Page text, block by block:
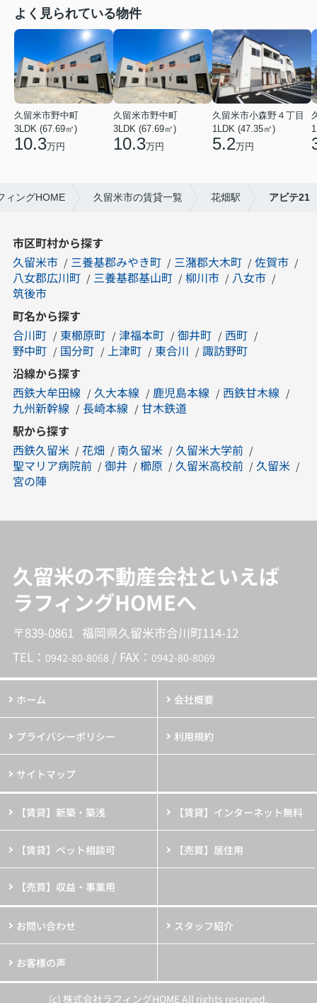
よく見られている物件
久留米市野中町
3LDK (67.69㎡)
10.3万円
久留米市野中町
3LDK (67.69㎡)
10.3万円
久留米市小森野４丁目
1LDK (47.35㎡)
5.2万円
ィングHOME 久留米市の賃貸一覧 花畑駅 アビテ21
市区町村から探す
久留米市
三養基郡みやき町 三潴郡大木町
佐賀市
八女郡広川町
三養基郡基山町 柳川市
八女市
筑後市
町名から探す
合川町
東櫛原町 津福本町 御井町
西町
野中町
国分町 上津町 東合川
諏訪野町
沿線から探す
西鉄大牟田線
久大本線 鹿児島本線
西鉄甘木線
九州新幹線
長崎本線
甘木鉄道
駅から探す
西鉄久留米
花畑 南久留米
久留米大学前
聖マリア病院前
御井 櫛原 久留米高校前
久留米
宮の陣
久留米の不動産会社といえば
ラフィングHOMEへ
〒839-0861 福岡県久留米市合川町114-12
TEL： 0942-80-8068 / FAX： 0942-80-8069
ホーム 会社概要
プライバシーポリシー 利用規約
サイトマップ
【賃貸】新築・築浅 【賃貸】インターネット無料
【賃貸】ペット相談可 【売買】居住用
【売買】収益・事業用
お問い合わせ スタッフ紹介
お客様の声
(c) 株式会社ラフィングHOME All rights reserved.